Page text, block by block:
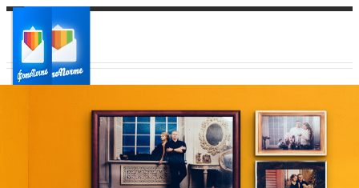
Ваш регион доставки